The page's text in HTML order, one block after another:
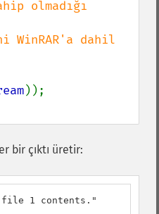
olmadığı
bir çıktı üretir:
file 1 contents."